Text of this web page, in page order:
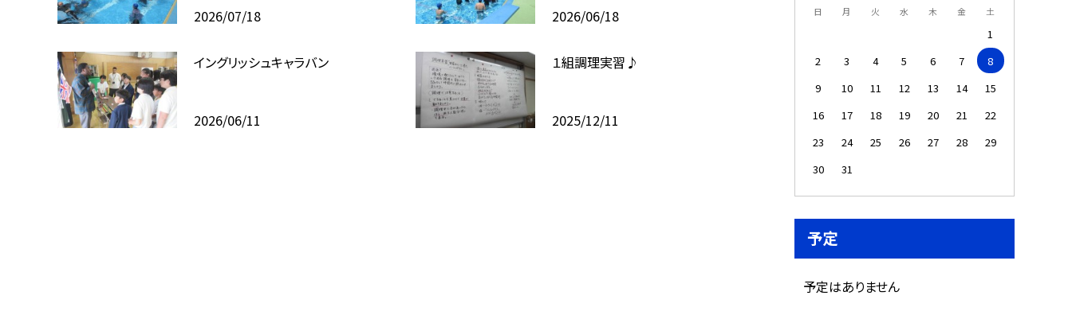
2026/07/18 2026/06/18
イングリッシュキャラバン
2026/06/11
１組調理実習♪
2025/12/11
日 月 火 水 木 金 土
1
2
3 4 5 6 7
8
9
10 11 12 13 14
15
16
17 18 19 20 21
22
23
24 25 26 27 28
29
30
31
予定
予定はありません